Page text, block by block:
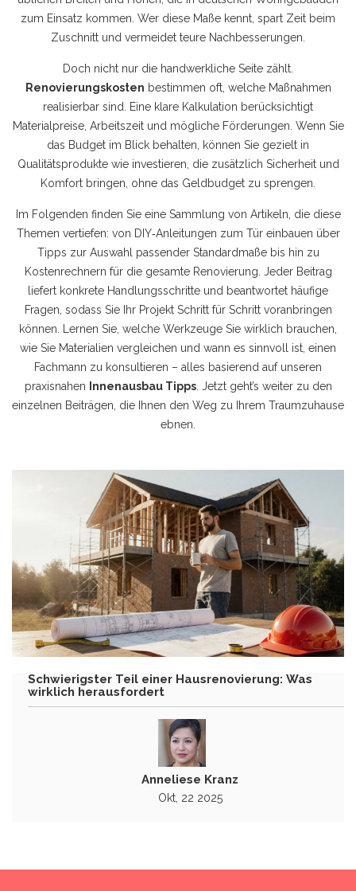
zum Einsatz kommen . Wer diese Maße kennt, spart Zeit beim
Zuschnitt und vermeidet teure Nachbesserungen.
Doch nicht nur die handwerkliche Seite zählt.
Renovierungskosten bestimmen oft, welche Maßnahmen
realisierbar sind. Eine klare Kalkulation berücksichtigt
Materialpreise, Arbeitszeit und mögliche Förderungen. Wenn Sie
das Budget im Blick behalten, können Sie gezielt in
Qualitätsprodukte wie investieren, die zusätzlich Sicherheit und
Komfort bringen, ohne das Geldbudget zu sprengen.
Im Folgenden finden Sie eine Sammlung von Artikeln, die diese
Themen vertiefen: von DIY‑Anleitungen zum Tür einbauen über
Tipps zur Auswahl passender Standardmaße bis hin zu
Kostenrechnern für die gesamte Renovierung. Jeder Beitrag
liefert konkrete Handlungsschritte und beantwortet häufige
Fragen, sodass Sie Ihr Projekt Schritt für Schritt voranbringen
können. Lernen Sie, welche Werkzeuge Sie wirklich brauchen,
wie Sie Materialien vergleichen und wann es sinnvoll ist, einen
Fachmann zu konsultieren – alles basierend auf unseren
praxisnahen
Innenausbau Tipps. Jetzt geht’s weiter zu den
einzelnen Beiträgen, die Ihnen den Weg zu Ihrem Traumzuhause
ebnen.
Schwierigster Teil einer Hausrenovierung: Was
wirklich herausfordert
Anneliese Kranz
Okt, 22 2025